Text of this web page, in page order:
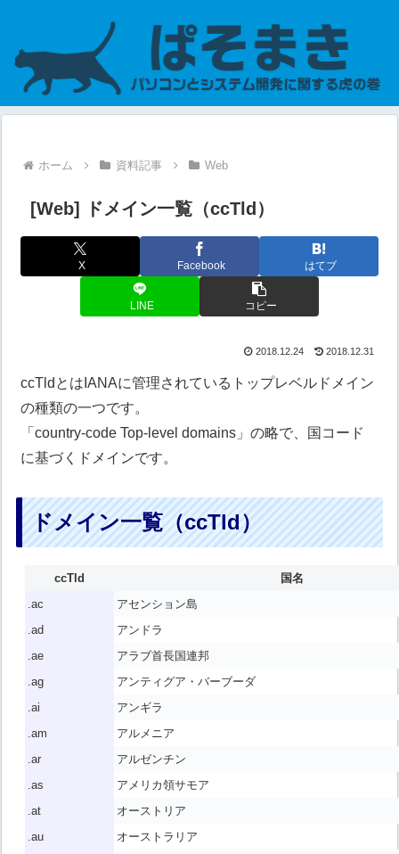
ホーム 資料記事 Web
[Web] ドメイン一覧（ccTld）
X Facebook はてブ
LINE コピー
2018.12.24 2018.12.31
ccTldとはIANAに管理されているトップレベルドメイン
の種類の一つです。
「country-code Top-level domains」の略で、国コード
に基づくドメインです。
ドメイン一覧（ccTld）
ccTld
国名
.ac
アセンション島
.ad
アンドラ
.ae
アラブ首長国連邦
.ag
アンティグア・バーブーダ
.ai
アンギラ
.am
アルメニア
.ar
アルゼンチン
.as
アメリカ領サモア
.at
オーストリア
.au
オーストラリア